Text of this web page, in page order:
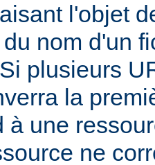
l'objet
nom d'un
plusieurs
la
à une
ne